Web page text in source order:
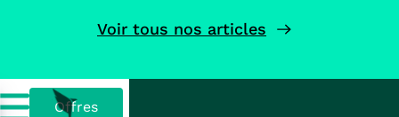
Voir tous nos articles
Offres